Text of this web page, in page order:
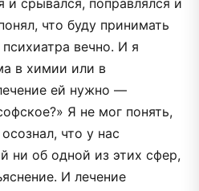
что буду принимать
вечно. И я
в химии или в
ей нужно —
Я не мог понять,
что у нас
ни об одной из этих сфер,
И лечение